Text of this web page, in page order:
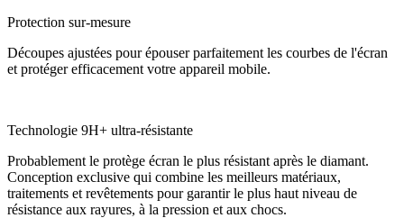
Protection sur-mesure
Découpes ajustées pour épouser parfaitement les courbes de l'écran
et protéger efficacement votre appareil mobile.
Technologie 9H+ ultra-résistante
Probablement le protège écran le plus résistant après le diamant.
Conception exclusive qui combine les meilleurs matériaux,
traitements et revêtements pour garantir le plus haut niveau de
résistance aux rayures, à la pression et aux chocs.